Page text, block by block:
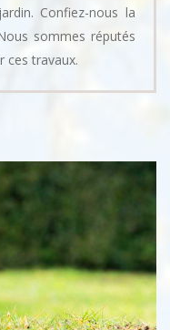
Confiez-nous la
sommes réputés
ces travaux.